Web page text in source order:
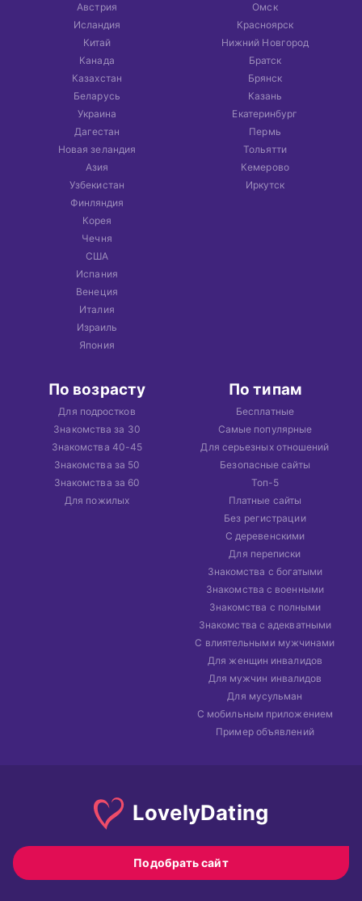
Австрия
Исландия
Китай
Канада
Казахстан
Беларусь
Украина
Дагестан
Новая зеландия
Азия
Узбекистан
Финляндия
Корея
Чечня
США
Испания
Венеция
Италия
Израиль
Япония
Омск
Красноярск
Нижний Новгород
Братск
Брянск
Казань
Екатеринбург
Пермь
Тольятти
Кемерово
Иркутск
По возрасту
Для подростков
Знакомства за 30
Знакомства 40-45
Знакомства за 50
Знакомства за 60
Для пожилых
По типам
Бесплатные
Самые популярные
Для серьезных отношений
Безопасные сайты
Топ-5
Платные сайты
Без регистрации
С деревенскими
Для переписки
Знакомства с богатыми
Знакомства с военными
Знакомства с полными
Знакомства с адекватными
С влиятельными мужчинами
Для женщин инвалидов
Для мужчин инвалидов
Для мусульман
С мобильным приложением
Пример объявлений
LovelyDating
Подобрать сайт